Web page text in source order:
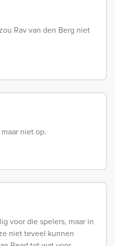
Rav van den Berg niet
niet op.
voor die spelers, maar in
niet teveel kunnen